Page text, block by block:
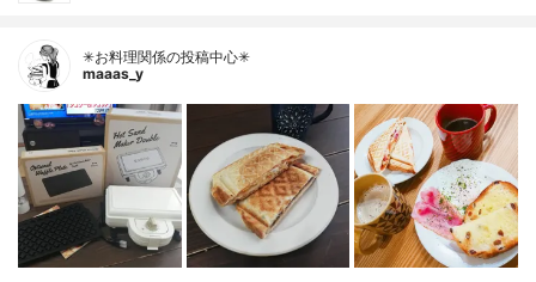
✳お料理関係の投稿中心✳
maaas_y